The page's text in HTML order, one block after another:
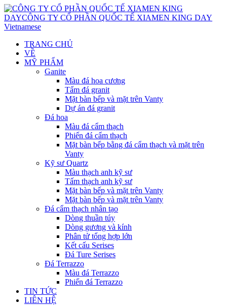
Vietnamese
TRANG CHỦ
VỀ
MỸ PHẨM
Ganite
Màu đá hoa cương
Tấm đá granit
Mặt bàn bếp và mặt trên Vanty
Dự án đá granit
Đá hoa
Màu đá cẩm thạch
Phiến đá cẩm thạch
Mặt bàn bếp bằng đá cẩm thạch và mặt trên
Vanty
Kỹ sư Quartz
Màu thạch anh kỹ sư
Tấm thạch anh kỹ sư
Mặt bàn bếp và mặt trên Vanty
Mặt bàn bếp và mặt trên Vanty
Đá cẩm thạch nhân tạo
Dòng thuần túy
Dòng gương và kính
Phân tử tổng hợp lớn
Kết cấu Serises
Đá Ture Serises
Đá Terrazzo
Màu đá Terrazzo
Phiến đá Terrazzo
TIN TỨC
LIÊN HỆ